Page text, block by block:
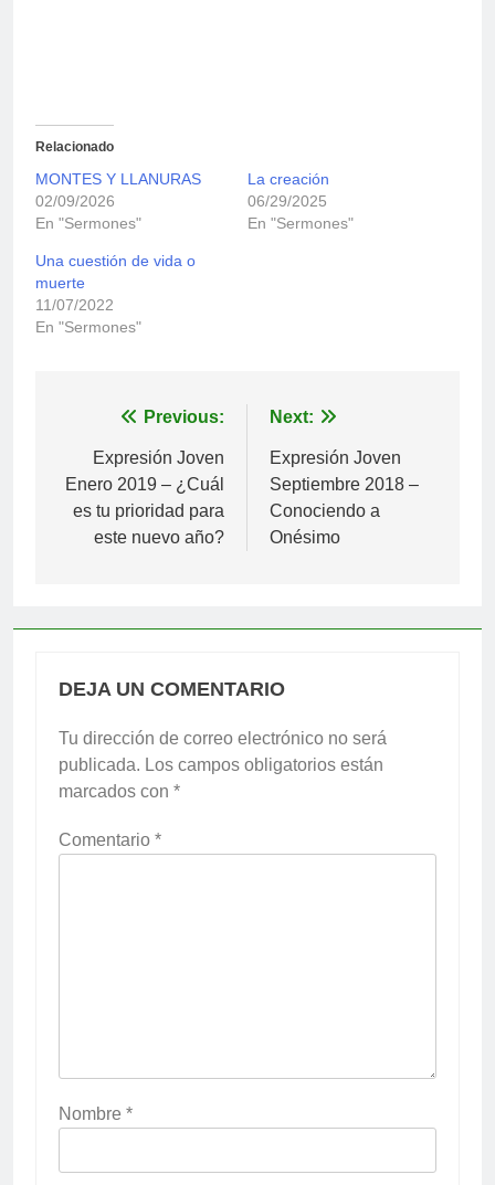
Relacionado
MONTES Y LLANURAS
02/09/2026
En "Sermones"
La creación
06/29/2025
En "Sermones"
Una cuestión de vida o
muerte
11/07/2022
En "Sermones"
Navegación
entradas
Previous:
Expresión Joven
Enero 2019 – ¿Cuál
es tu prioridad para
este nuevo año?
Next:
Expresión Joven
Septiembre 2018 –
Conociendo a
Onésimo
DEJA UN COMENTARIO
Tu dirección de correo electrónico no será
publicada. Los campos obligatorios están
marcados con *
Comentario *
Nombre *